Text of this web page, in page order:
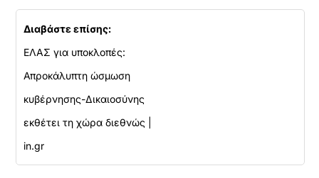
Διαβάστε επίσης:
ΕΛΑΣ για υποκλοπές:
Απροκάλυπτη ώσμωση
κυβέρνησης-Δικαιοσύνης
εκθέτει τη χώρα διεθνώς |
in.gr